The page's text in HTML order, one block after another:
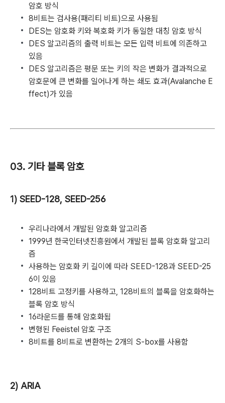
암호 방식
8비트는 검사용(패리티 비트)으로 사용됨
DES는 암호화 키와 복호화 키가 동일한 대칭 암호 방식
DES 알고리즘의 출력 비트는 모든 입력 비트에 의존하고
있음
DES 알고리즘은 평문 또는 키의 작은 변화가 결과적으로
암호문에 큰 변화를 일어나게 하는 쇄도 효과(Avalanche E
ffect)가 있음
03. 기타 블록 암호
1) SEED-128, SEED-256
우리나라에서 개발된 암호화 알고리즘
1999년 한국인터넷진흥원에서 개발된 블록 암호화 알고리
즘
사용하는 암호화 키 길이에 따라 SEED-128과 SEED-25
6이 있음
128비트 고정키를 사용하고, 128비트의 블록을 암호화하는
블록 암호 방식
16라운드를 통해 암호화됨
변형된 Feeistel 암호 구조
8비트를 8비트로 변환하는 2개의 S-box를 사용함
2) ARIA